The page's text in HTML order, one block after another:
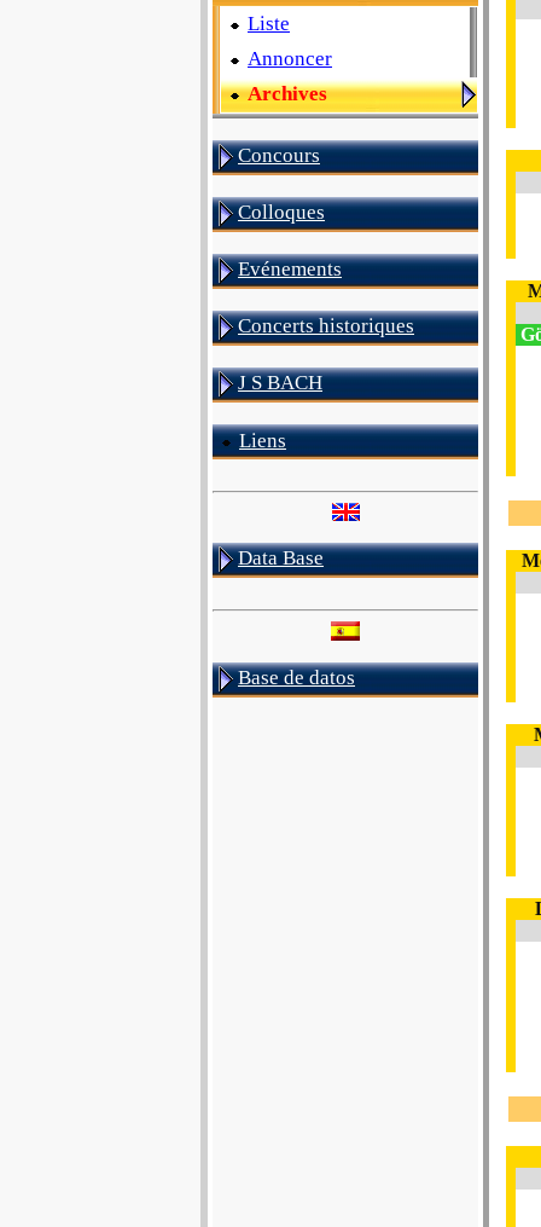
Liste
Annoncer
Archives
Concours
Colloques
Evénements
Concerts historiques
J S BACH
Liens
Data Base
Base de datos